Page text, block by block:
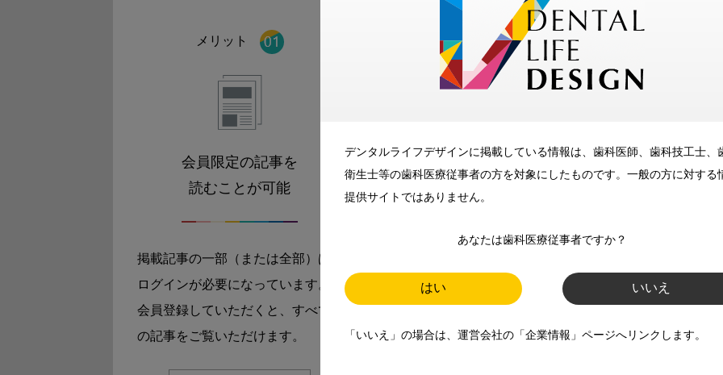
デンタルライフデザインに掲載している情報は、歯科医師、歯科技工士、
衛生士等の歯科医療従事者の方を対象にしたものです。一般の方に対する
提供サイトではありません。
あなたは歯科医療従事者ですか？
はい いいえ
「いいえ」の場合は、運営会社の「企業情報」ページへリンクします。
メリット
会員限定の記事を
読むことが可能
掲載記事の一部（または全部）は
ログインが必要になっています。
会員登録していただくと、すべて
の記事をご覧いただけます。
メリット
メールマガジンでお届け
師、歯科衛生士、歯科技工士）に
お届けします。